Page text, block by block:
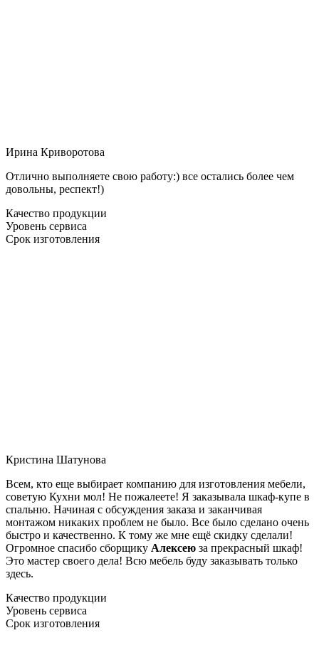
Ирина Криворотова
Отлично выполняете свою работу:) все остались более чем
довольны, респект!)
Качество продукции
Уровень сервиса
Срок изготовления
Кристина Шатунова
Всем, кто еще выбирает компанию для изготовления мебели,
советую Кухни мол! Не пожалеете! Я заказывала шкаф-купе в
спальню. Начиная с обсуждения заказа и заканчивая
монтажом никаких проблем не было. Все было сделано очень
быстро и качественно. К тому же мне ещё скидку сделали!
Огромное спасибо сборщику Алексею за прекрасный шкаф!
Это мастер своего дела! Всю мебель буду заказывать только
здесь.
Качество продукции
Уровень сервиса
Срок изготовления